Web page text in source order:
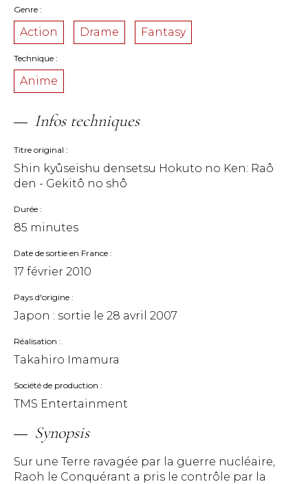
Genre
Action Drame Fantasy
Technique
Anime
Infos techniques
Titre original
Shin kyûseishu densetsu Hokuto no Ken: Raô
den - Gekitô no shô
Durée
85 minutes
Date de sortie en France
17 février 2010
Pays d'origine
Japon : sortie le 28 avril 2007
Réalisation
Takahiro Imamura
Société de production
TMS Entertainment
Synopsis
Sur une Terre ravagée par la guerre nucléaire,
Raoh le Conquérant a pris le contrôle par la